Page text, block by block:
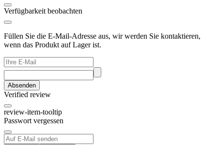
Verfügbarkeit beobachten
Füllen Sie die E-Mail-Adresse aus, wir werden Sie kontaktieren,
wenn das Produkt auf Lager ist.
Absenden
Verified review
review-item-tooltip
Passwort vergessen